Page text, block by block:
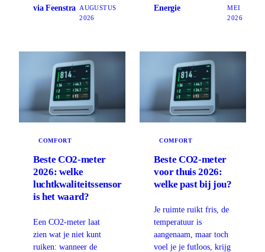
via Feenstra AUGUSTUS
2026
Energie
MEI
2026
COMFORT
Beste CO2-meter
2026: welke
luchtkwaliteitssensor
is het waard?
Een CO2-meter laat
zien wat je niet kunt
ruiken: wanneer de
COMFORT
Beste CO2-meter
voor thuis 2026:
welke past bij jou?
Je ruimte ruikt fris, de
temperatuur is
aangenaam, maar toch
voel je je futloos, krijg